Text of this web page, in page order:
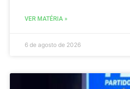
VER MATÉRIA »
6 de agosto de 2026